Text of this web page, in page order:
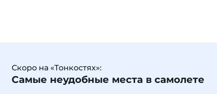
Скоро на «Тонкостях»:
Самые неудобные места в самолете